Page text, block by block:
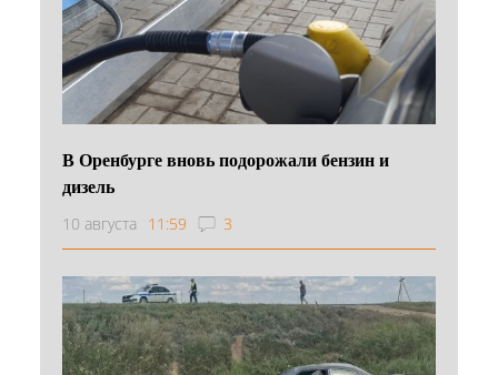
В Оренбурге вновь подорожали бензин и
дизель
10 августа 11:59 3